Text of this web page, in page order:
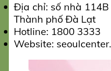
Địa chỉ: số nhà
Thành phố Đà Lạt
Hotline: 1800 3333
Website: